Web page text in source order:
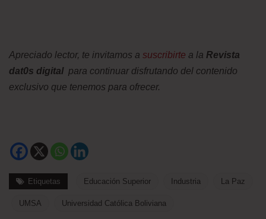
Apreciado lector, te invitamos a suscribirte a la Revista
dat0s digitalpara continuar disfrutando del contenido
exclusivo que tenemos para ofrecer.
Etiquetas Educación Superior Industria La Paz
UMSA Universidad Católica Boliviana